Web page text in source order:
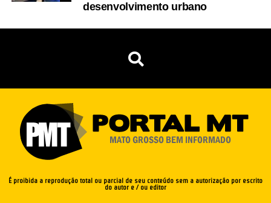
desenvolvimento urbano
É proibida a reprodução total ou parcial de seu conteúdo sem a autorização por escrito
do autor e / ou editor